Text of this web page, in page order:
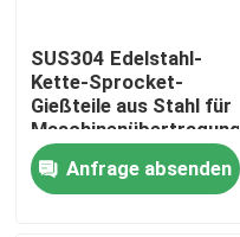
Fabrik-Ausflug
Qualitätskontrolle
SUS304 Edelstahl-
Kette-Sprocket-
Gießteile aus Stahl für
Maschinenübertragung
Anfrage absenden